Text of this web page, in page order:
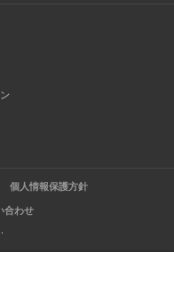
個人情報保護方針
合わせ